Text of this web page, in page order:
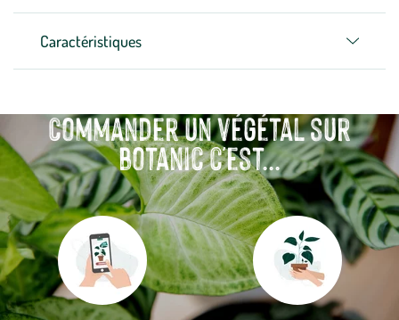
Caractéristiques
Commander un végétal sur
botanic c'est...
Aller
à
la
Aller
à
la